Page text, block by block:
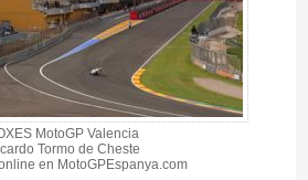
MotoGP Valencia
Tormo de Cheste
en MotoGPEspanya.com